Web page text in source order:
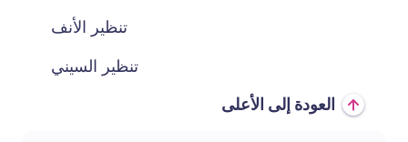
تنظير الأنف
تنظير السيني
العودة إلى الأعلى